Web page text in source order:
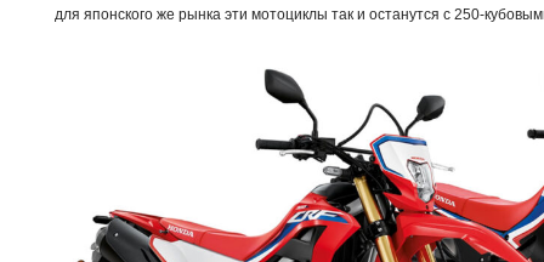
для японского же рынка эти мотоциклы так и останутся с 250-